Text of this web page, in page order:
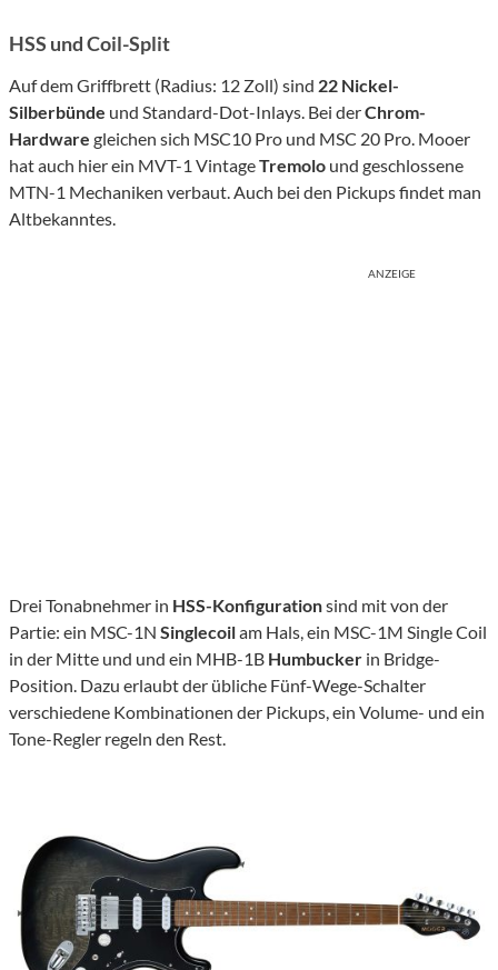
HSS und Coil-Split
Auf dem Griffbrett (Radius: 12 Zoll) sind 22 Nickel-
Silberbünde und Standard-Dot-Inlays. Bei derChrom-
Hardware gleichen sich MSC10 Pro und MSC 20 Pro. Mooer
hat auch hier ein MVT-1 VintageTremolo und geschlossene
MTN-1 Mechaniken verbaut. Auch bei den Pickups findet man
Altbekanntes.
ANZEIGE
Drei Tonabnehmer in HSS-Konfigurationsind mit von der
Partie: ein MSC-1N Singlecoilam Hals, ein MSC-1M Single Coil
in der Mitte und und ein MHB-1B Humbucker in Bridge-
Position. Dazu erlaubt der übliche Fünf-Wege-Schalter
verschiedene Kombinationen der Pickups, ein Volume- und ein
Tone-Regler regeln den Rest.